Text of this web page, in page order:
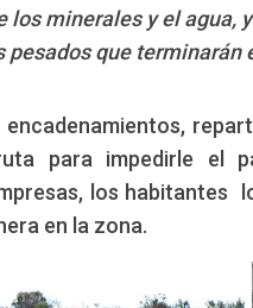
los minerales y el agua,
que terminarán
encadenamientos,
para impedirle el
los habitantes
en la zona.